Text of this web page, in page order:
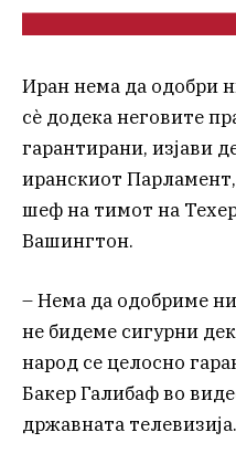
Иран нема да одобри
сè додека неговите
гарантирани, изјави
иранскиот
шеф на тимот на
Вашингтон.
– Нема да одобриме
не бидеме сигурни
народ се целосно
Бакер Галибаф во
државната телевизија.